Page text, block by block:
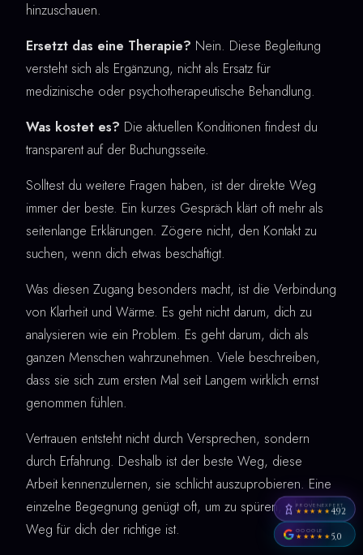
hinzuschauen.
Ersetzt das eine Therapie? Nein. Diese Begleitung
versteht sich als Ergänzung, nicht als Ersatz für
medizinische oder psychotherapeutische Behandlung.
Was kostet es? Die aktuellen Konditionen findest du
transparent auf der Buchungsseite.
Solltest du weitere Fragen haben, ist der direkte Weg
immer der beste. Ein kurzes Gespräch klärt oft mehr als
seitenlange Erklärungen. Zögere nicht, den Kontakt zu
suchen, wenn dich etwas beschäftigt.
Was diesen Zugang besonders macht, ist die Verbindung
von Klarheit und Wärme. Es geht nicht darum, dich zu
analysieren wie ein Problem. Es geht darum, dich als
ganzen Menschen wahrzunehmen. Viele beschreiben,
dass sie sich zum ersten Mal seit Langem wirklich ernst
genommen fühlen.
Vertrauen entsteht nicht durch Versprechen, sondern
durch Erfahrung. Deshalb ist der beste Weg, diese
Arbeit kennenzulernen, sie schlicht auszuprobieren. Eine
einzelne Begegnung genügt oft, um zu spüren, ob der
Weg für dich der richtige ist.
PROVENEXPERT
★★★★★4,92
GOOGLE
★★★★★5,0